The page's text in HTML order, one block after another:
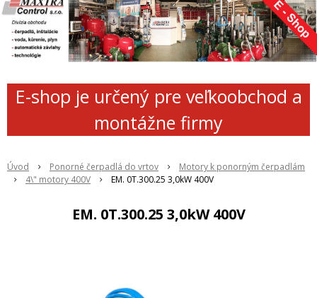
E-shop je určený pre veľkoobchod a
montážne firmy
Úvod Ponorné čerpadlá do vrtov
Motory k ponorným čerpadlám
4\" motory 400V
EM. 0T.300.25 3,0kW 400V
EM. 0T.300.25 3,0kW 400V